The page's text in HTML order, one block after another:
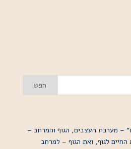
– מערכת העצבים, הגוף והמרחב –
לגוף, ואת הגוף – למרחב